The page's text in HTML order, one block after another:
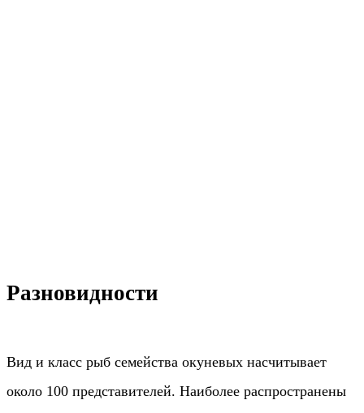
Разновидности
Вид и класс рыб семейства окуневых насчитывает
около 100 представителей. Наиболее распространены